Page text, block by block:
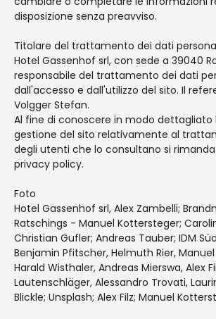
disposizione senza preavviso.
Titolare del trattamento dei dati
Hotel Gassenhof srl, con sede a 39040
responsabile del trattamento dei dati
dall'accesso e dall'utilizzo del sito. Il
Volgger Stefan.
Al fine di conoscere in modo dettagliato
gestione del sito relativamente al
degli utenti che lo consultano si
privacy policy.
Foto
Hotel Gassenhof srl, Alex Zambelli;
Ratschings - Manuel Kottersteger;
Christian Gufler; Andreas Tauber; IDM
Benjamin Pfitscher, Helmuth Rier,
Harald Wisthaler, Andreas Mierswa, Alex
Lautenschläger, Alessandro Trovati,
Blickle; Unsplash; Alex Filz; Manuel